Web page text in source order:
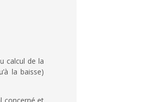
calcul de la
la baisse)